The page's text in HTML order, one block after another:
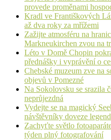
provede proměnami
Kradl ve Františkových
až dva roky za mřížemi
Zažijte atmosféru na
Markneukirchen zvou na
Léto v Domě Chopin
přednášky i vyprávění o
Chebské muzeum zve na
objevů v Pomezné
Na Sokolovsku se srazila
neprůjezdná
Vydejte se na magický
návštěvníky doveze
Zachyťte světlo
týden plný fotografování